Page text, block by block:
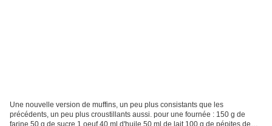
Une nouvelle version de muffins, un peu plus consistants que les
précédents, un peu plus croustillants aussi. pour une fournée : 150 g de
farine 50 g de sucre 1 oeuf 40 ml d'huile 50 ml de lait 100 g de pépites de